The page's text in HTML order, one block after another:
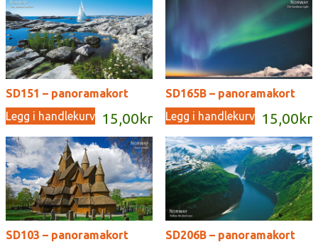
SD151 – panoramakort
15,00 kr
Legg i handlekurv
SD165B – panoramakort
15,00 kr
Legg i handlekurv
SD103 – panoramakort SD206B – panoramakort